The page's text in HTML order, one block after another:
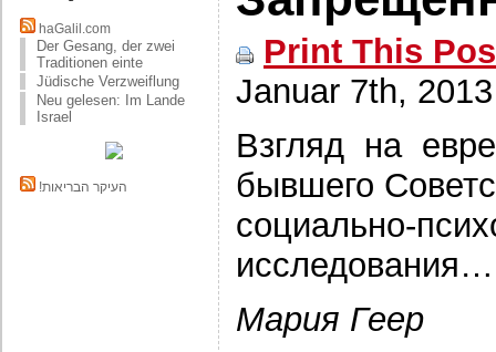
haGalil.com
Der Gesang, der zwei
Traditionen einte
Jüdische Verzweiflung
Neu gelesen: Im Lande
Israel
!העיקר הבריאות
Print This
Januar 7th, 2013
Взгляд на
бывшего
социально-
исследования…
Мария Геер